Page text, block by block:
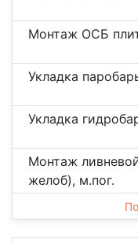
Монтаж ОСБ
Укладка
Укладка
Монтаж
желоб), м.пог.